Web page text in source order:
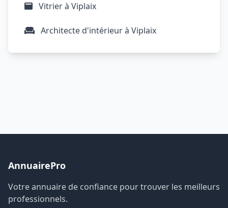
Vitrier à Viplaix
Architecte d'intérieur à Viplaix
AnnuairePro
Votre annuaire de confiance pour trouver les meilleurs
professionnels.